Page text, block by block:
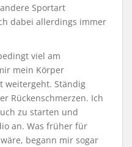
Sportart
dabei allerdings immer
viel am
mein Körper
weitergeht. Ständig
Rückenschmerzen. Ich
zu starten und
an. Was früher für
begann mir sogar